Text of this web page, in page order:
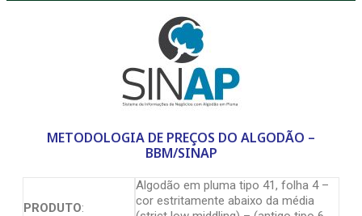
METODOLOGIA DE PREÇOS DO ALGODÃO –
BBM/SINAP
PRODUTO:
Algodão em pluma tipo 41, folha 4 –
cor estritamente abaixo da média